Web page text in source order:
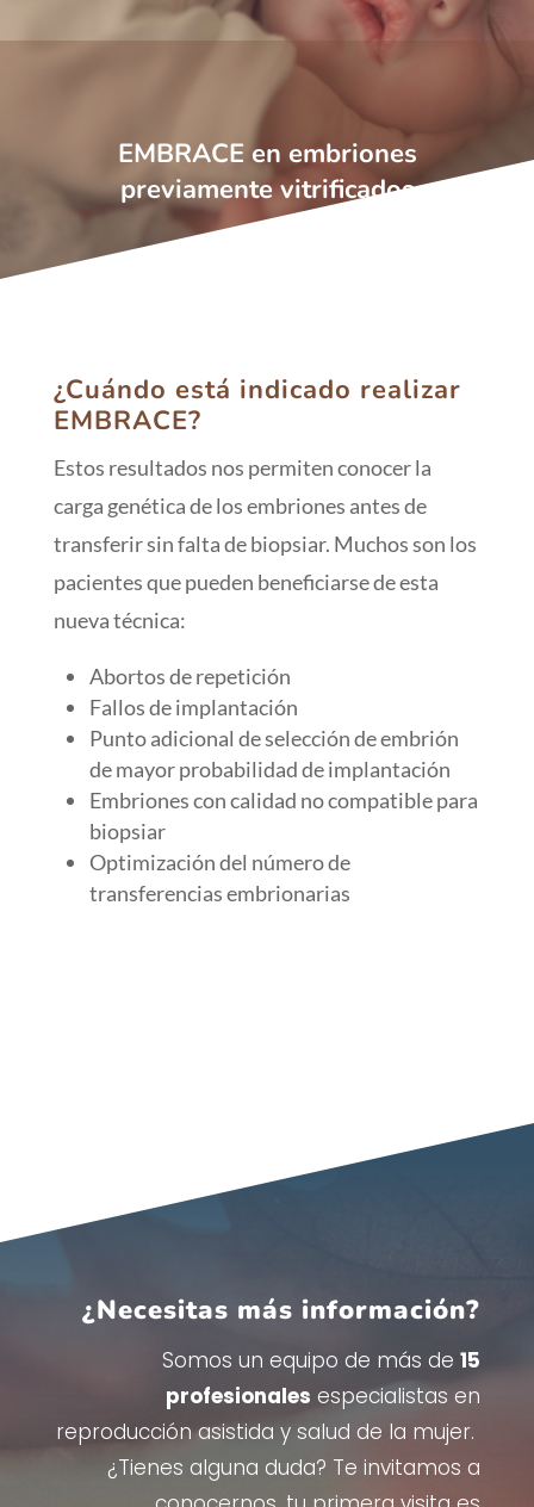
EMBRACE en embriones
previamente vitrificados
¿Cuándo está indicado realizar
EMBRACE?
Estos resultados nos permiten conocer la
carga genética de los embriones antes de
transferir sin falta de biopsiar. Muchos son los
pacientes que pueden beneficiarse de esta
nueva técnica:
Abortos de repetición
Fallos de implantación
Punto adicional de selección de embrión
de mayor probabilidad de implantación
Embriones con calidad no compatible para
biopsiar
Optimización del número de
transferencias embrionarias
¿Necesitas más información?
Somos un equipo de más de15
profesionales especialistas en
reproducción asistida y salud de la mujer.
¿Tienes alguna duda? Te invitamos a